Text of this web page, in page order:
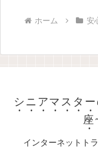
ホーム 安
シニアマスタ
インターネットト